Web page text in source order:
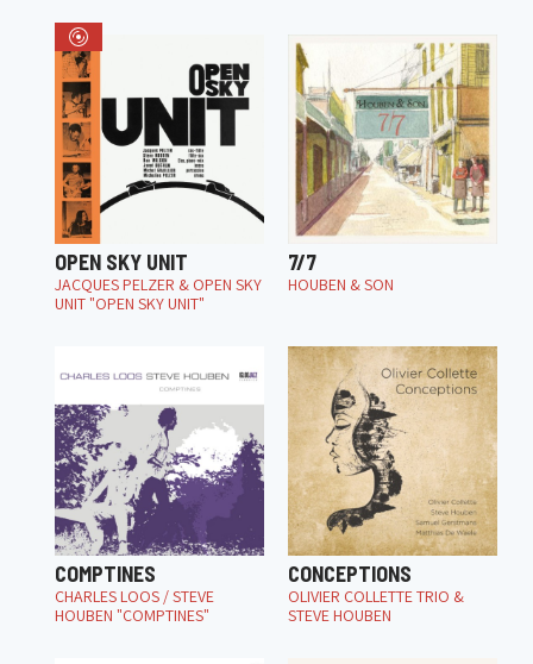
OPEN SKY UNIT
JACQUES PELZER & OPEN SKY
UNIT "OPEN SKY UNIT"
7/7
HOUBEN & SON
COMPTINES
CHARLES LOOS / STEVE
HOUBEN "COMPTINES"
CONCEPTIONS
OLIVIER COLLETTE TRIO &
STEVE HOUBEN